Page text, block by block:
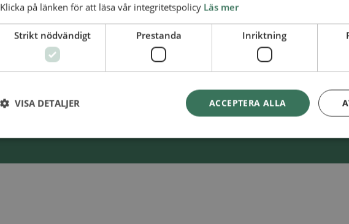
@SvenskaAlliansmissionen Swish
900-8590
Klicka på länken för att läsa vår integritetspolicy Läs mer
Strikt nödvändigt Prestanda Inriktning
ACCEPTERA ALLA
VISA DETALJER